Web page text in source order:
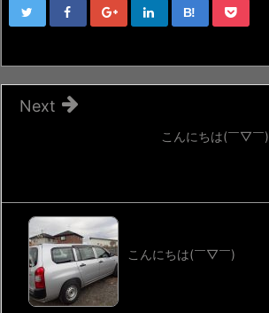
B!
こんにちは(￣▽￣)
Next
こんにちは(￣▽￣)